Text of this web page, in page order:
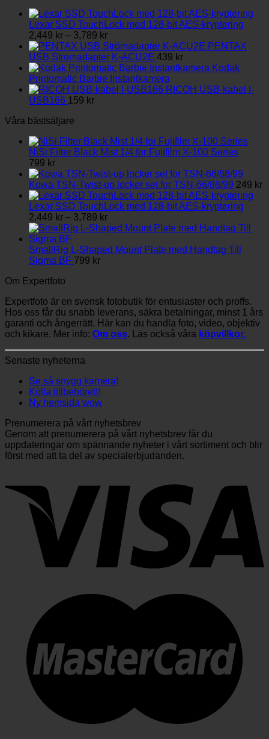
alternativen
kan
produktsidan
Lexar SSD TouchLock med 128-bit AES-kryptering
2,449 kr – 3,789 krPrisintervall:
2,449 kr
till
3,789 kr
PENTAX
USB Strömadapter K-ACU2E 439 kr
Kodak
Printomatic Barbie Instantkamera
RICOH USB-kabel I-
USB166 159 kr
Våra bästsäljare
NiSi Filter Black Mist 1/4 for Fujifilm X-100 Series
799 kr
Kowa TSN-Twist-up locker set for TSN-66/88/99 249 kr
Lexar SSD TouchLock med 128-bit AES-kryptering
2,449 kr – 3,789 krPrisintervall:
2,449 kr
3,789 kr
SmallRig L-Shaped Mount Plate med Handtag Till
Sigma BF 799 kr
Om Expertfoto
Expertfoto är en svensk fotobutik för entusiaster och proffs.
Hos oss får du snabb leverans, säkra betalningar, minst 1 års
garanti och ångerrätt. Här kan du handla foto, video, objektiv
och kikare. Mer info: Om oss. Läs också våra köpvillkor.
Senaste nyheterna
Se så snygg kamera!
Kolla tillbehöret!!
Ny hemsida wow
Prenumerera på vårt nyhetsbrev
Genom att prenumerera på vårt nyhetsbrev får du
uppdateringar om spännande nyheter i vårt sortiment och blir
först med att ta del av specialerbjudanden.